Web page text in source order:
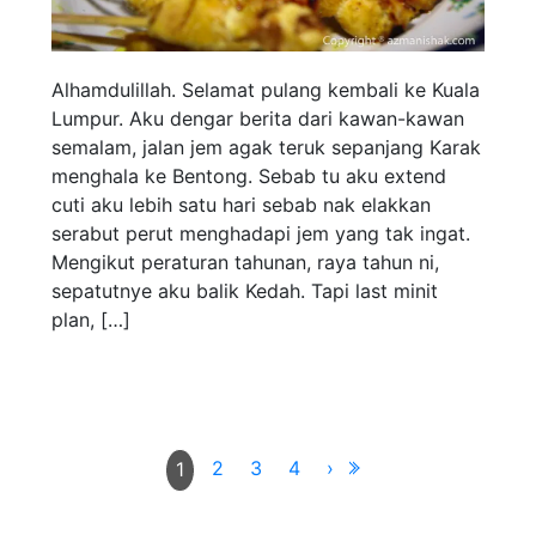
Alhamdulillah. Selamat pulang kembali ke Kuala
Lumpur. Aku dengar berita dari kawan-kawan
semalam, jalan jem agak teruk sepanjang Karak
menghala ke Bentong. Sebab tu aku extend
cuti aku lebih satu hari sebab nak elakkan
serabut perut menghadapi jem yang tak ingat.
Mengikut peraturan tahunan, raya tahun ni,
sepatutnye aku balik Kedah. Tapi last minit
plan, […]
1 2 3 4 ›